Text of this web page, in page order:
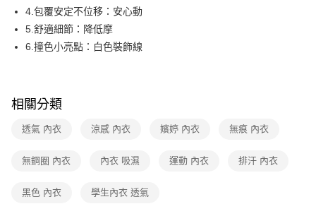
付款後全家取貨
每筆NT$80，滿NT$1,000(含以上)免運費
7-11取貨付款
付款後7-11取貨
每筆NT$80，滿NT$1,000(含以上)免運費
離島
4.包覆安定不位移：安心動
5.舒適細節：降低摩
6.撞色小亮點：白色裝飾線
相關分類
透氣 內衣 涼感 內衣 嬪婷 內衣 無痕 內衣
無鋼圈 內衣 內衣 吸濕 運動 內衣 排汗 內衣
黑色 內衣 學生內衣 透氣